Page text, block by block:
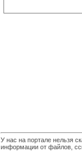
У нас на портале нельзя
информации от файлов,